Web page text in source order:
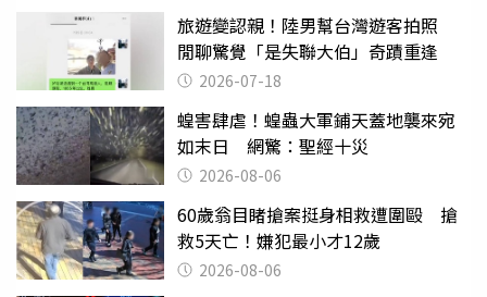
旅遊變認親！陸男幫台灣遊客拍照
閒聊驚覺「是失聯大伯」奇蹟重逢
2026-07-18
蝗害肆虐！蝗蟲大軍鋪天蓋地襲來宛
如末日 網驚：聖經十災
2026-08-06
60歲翁目睹搶案挺身相救遭圍毆 搶
救5天亡！嫌犯最小才12歲
2026-08-06